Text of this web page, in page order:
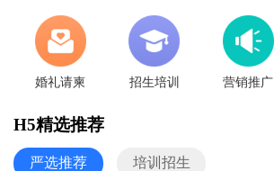
婚礼请柬 招生培训 营销推广
H5精选推荐
严选推荐 培训招生